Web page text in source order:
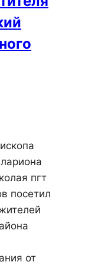
пгт
посетил
от